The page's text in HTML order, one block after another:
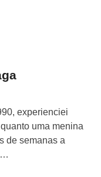
experienciei
uma menina
de semanas a
…